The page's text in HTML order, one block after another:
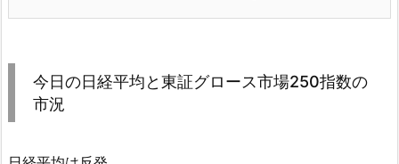
今日の日経平均と東証グロース市場250指数の
市況